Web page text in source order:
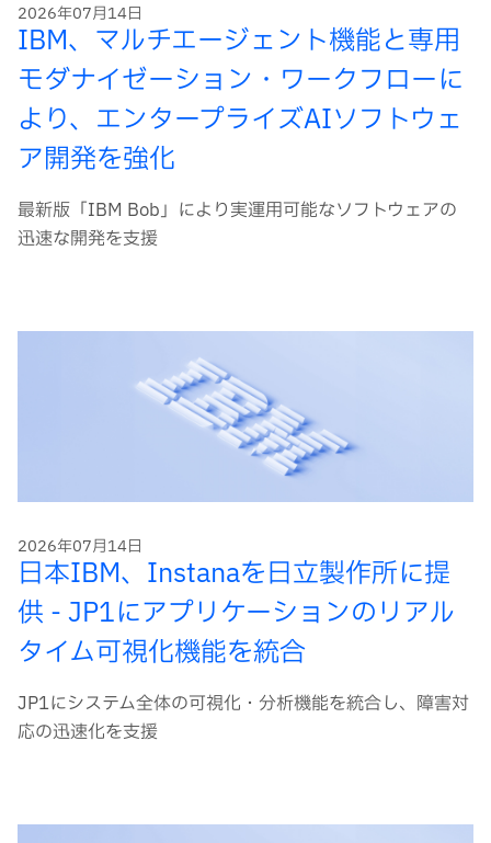
2026年07月14日
IBM、マルチエージェント機能と専用
モダナイゼーション・ワークフローに
より、エンタープライズAIソフトウェ
ア開発を強化
最新版「IBM Bob」により実運用可能なソフトウェアの
迅速な開発を支援
2026年07月14日
日本IBM、Instanaを日立製作所に提
供 - JP1にアプリケーションのリアル
タイム可視化機能を統合
JP1にシステム全体の可視化・分析機能を統合し、障害対
応の迅速化を支援